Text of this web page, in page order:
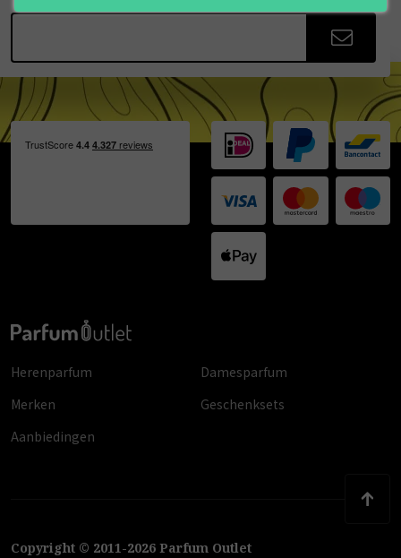
Herenparfum
Damesparfum
Merken
Geschenksets
Aanbiedingen
Copyright © 2011-2026 Parfum Outlet